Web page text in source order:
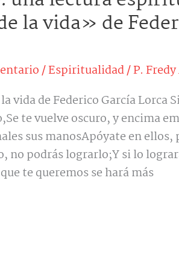
la vida» de
/Espiritualidad/P.
vida de Federico García Lorca
te vuelve oscuro, y encima
sus manosApóyate en ellos,
no podrás lograrlo;Y si lo
te queremos se hará más